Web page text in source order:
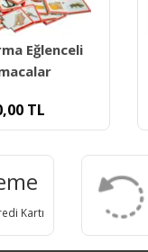
Bul Zıt
TL
Kartı